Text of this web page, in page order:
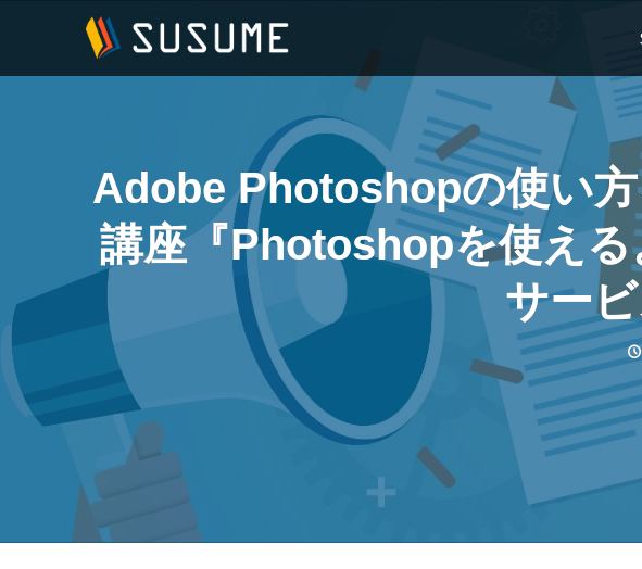
Adobe Photoshopの使い
講座『Photoshopを使え
サー